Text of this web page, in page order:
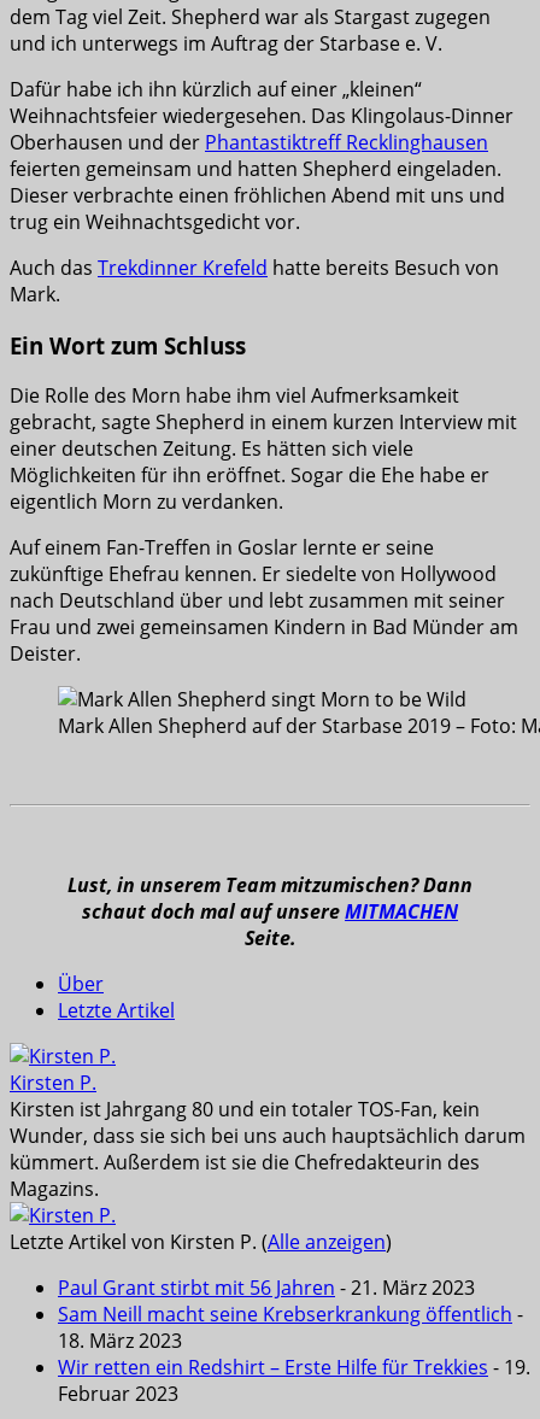
dem Tag viel Zeit. Shepherd war als Stargast zugegen
und ich unterwegs im Auftrag der Starbase e. V.
Dafür habe ich ihn kürzlich auf einer „kleinen“
Weihnachtsfeier wiedergesehen. Das Klingolaus-Dinner
Oberhausen und der Phantastiktreff Recklinghausen
feierten gemeinsam und hatten Shepherd eingeladen.
Dieser verbrachte einen fröhlichen Abend mit uns und
trug ein Weihnachtsgedicht vor.
Auch das Trekdinner Krefeld hatte bereits Besuch von
Mark.
Ein Wort zum Schluss
Die Rolle des Morn habe ihm viel Aufmerksamkeit
gebracht, sagte Shepherd in einem kurzen Interview mit
einer deutschen Zeitung. Es hätten sich viele
Möglichkeiten für ihn eröffnet. Sogar die Ehe habe er
eigentlich Morn zu verdanken.
Auf einem Fan-Treffen in Goslar lernte er seine
zukünftige Ehefrau kennen. Er siedelte von Hollywood
nach Deutschland über und lebt zusammen mit seiner
Frau und zwei gemeinsamen Kindern in Bad Münder am
Deister.
Mark Allen Shepherd auf der Starbase 2019 – Foto:
Lust, in unserem Team mitzumischen? Dann
schaut doch mal auf unsereMITMACHEN
Seite.
Über
Letzte Artikel
Kirsten P.
Kirsten ist Jahrgang 80 und ein totaler TOS-Fan, kein
Wunder, dass sie sich bei uns auch hauptsächlich darum
kümmert. Außerdem ist sie die Chefredakteurin des
Magazins.
Letzte Artikel von Kirsten P. (Alle anzeigen)
Paul Grant stirbt mit 56 Jahren - 21. März 2023
Sam Neill macht seine Krebserkrankung öffentlich -
18. März 2023
Wir retten ein Redshirt – Erste Hilfe für Trekkies - 19.
Februar 2023